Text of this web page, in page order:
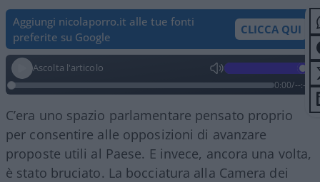
Aggiungi nicolaporro.it alle tue fonti
preferite su Google
CLICCA QUI
Ascolta l'articolo
0:00/--:--
C’era uno spazio parlamentare pensato proprio
per consentire alle opposizioni di avanzare
proposte utili al Paese. E invece, ancora una volta,
è stato bruciato. La bocciatura alla Camera dei